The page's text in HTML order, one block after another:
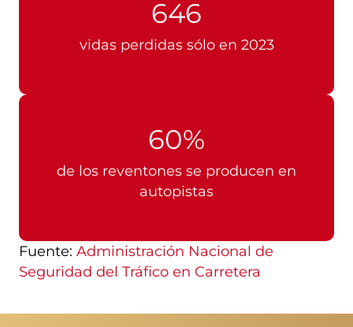
646
vidas perdidas sólo en 2023
60%
de los reventones se producen en
autopistas
Fuente: Administración Nacional de
Seguridad del Tráfico en Carretera